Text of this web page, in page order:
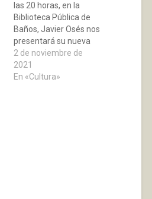
las 20 horas, en la
Biblioteca Pública de
Baños, Javier Osés nos
presentará su nueva
novela titulada “La
Muchacha que silbaba
cuando dejaba de
2 de noviembre de
2021
En «Cultura»